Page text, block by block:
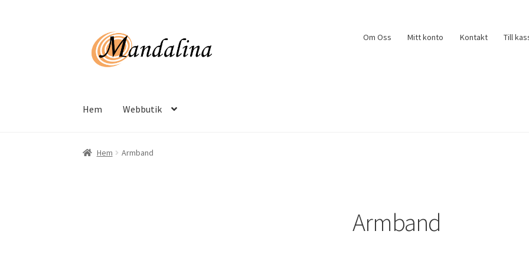
Hoppa
till
navigering
Hoppa
till
innehåll
Om Oss Mitt konto Kontakt Till
Hem Webbutik
Hem Armband
Armband